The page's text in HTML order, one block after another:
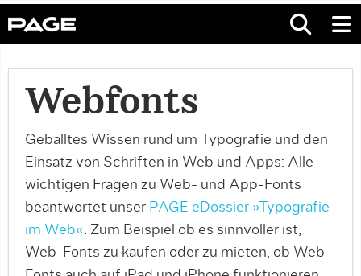
Webfonts
Geballtes Wissen rund um Typografie und den
Einsatz von Schriften in Web und Apps: Alle
wichtigen Fragen zu Web- und App-Fonts
beantwortet unser PAGE eDossier »Typografie
im Web«. Zum Beispiel ob es sinnvoller ist,
Web-Fonts zu kaufen oder zu mieten, ob Web-